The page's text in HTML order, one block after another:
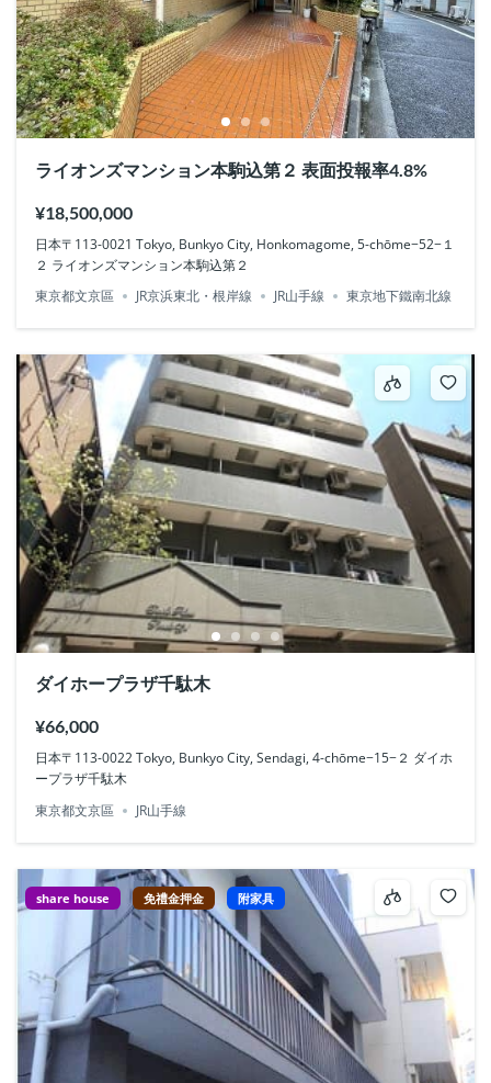
ライオンズマンション本駒込第２ 表面投報率4.8%
¥18,500,000
日本〒113-0021 Tokyo, Bunkyo City, Honkomagome, 5-chōme−52−１
２ ライオンズマンション本駒込第２
東京都文京區
JR京浜東北・根岸線 JR山手線 東京地下鐵南北線
ダイホープラザ千駄木
¥66,000
日本〒113-0022 Tokyo, Bunkyo City, Sendagi, 4-chōme−15−２ ダイホ
ープラザ千駄木
東京都文京區
JR山手線
share house 免禮金押金 附家具